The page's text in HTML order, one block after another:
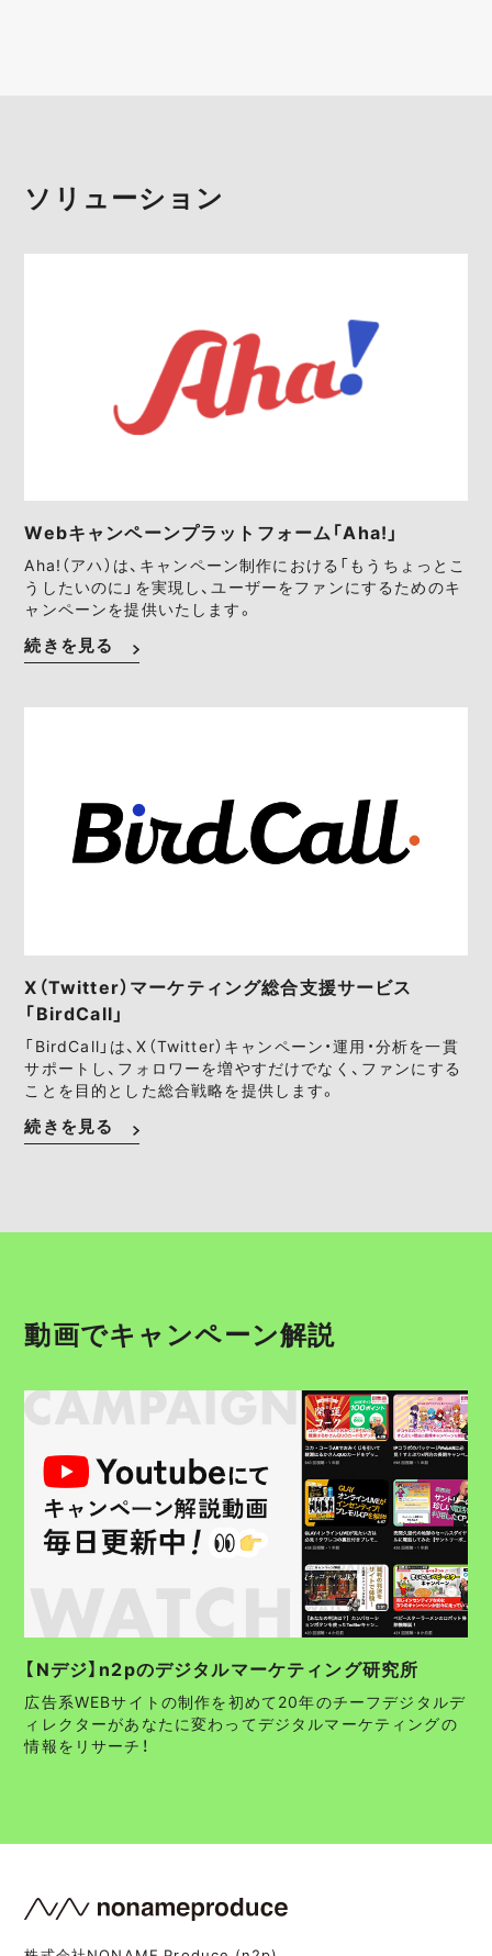
ソリューション
Webキャンペーンプラットフォーム「Aha!」
Aha!（アハ）は、キャンペーン制作における「もうちょっとこ
うしたいのに」を実現し、ユーザーをファンにするためのキ
ャンペーンを提供いたします。
続きを見る
X（Twitter）マーケティング総合支援サービス
「BirdCall」
「BirdCall」は、X（Twitter）キャンペーン・運用・分析を一貫
サポートし、フォロワーを増やすだけでなく、ファンにする
ことを目的とした総合戦略を提供します。
続きを見る
動画でキャンペーン解説
【Nデジ】n2pのデジタルマーケティング研究所
広告系WEBサイトの制作を初めて20年のチーフデジタルデ
ィレクターがあなたに変わってデジタルマーケティングの
情報をリサーチ！